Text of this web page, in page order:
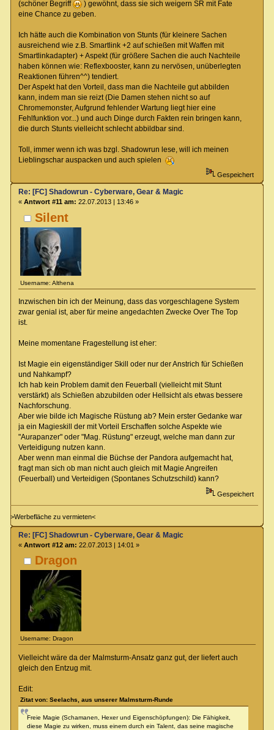
(schöner Begriff
) gewöhnt, dass sie sich weigern SR mit Fate
eine Chance zu geben.
Ich hätte auch die Kombination von Stunts (für kleinere Sachen
ausreichend wie z.B. Smartlink +2 auf schießen mit Waffen mit
Smartlinkadapter) + Aspekt (für größere Sachen die auch Nachteile
haben können wie: Reflexbooster, kann zu nervösen, unüberlegten
Reaktionen führen^^) tendiert.
Der Aspekt hat den Vorteil, dass man die Nachteile gut abbilden
kann, indem man sie reizt (Die Damen stehen nicht so auf
Chromemonster, Aufgrund fehlender Wartung liegt hier eine
Fehlfunktion vor...) und auch Dinge durch Fakten rein bringen kann,
die durch Stunts vielleicht schlecht abbildbar sind.
Toll, immer wenn ich was bzgl. Shadowrun lese, will ich meinen
Lieblingschar auspacken und auch spielen
Gespeichert
Silent
Username: Althena
Re: [FC] Shadowrun - Cyberware, Gear & Magic
« Antwort #11 am: 22.07.2013 | 13:46 »
Inzwischen bin ich der Meinung, dass das vorgeschlagene System
zwar genial ist, aber für meine angedachten Zwecke Over The Top
ist.
Meine momentane Fragestellung ist eher:
Ist Magie ein eigenständiger Skill oder nur der Anstrich für Schießen
und Nahkampf?
Ich hab kein Problem damit den Feuerball (vielleicht mit Stunt
verstärkt) als Schießen abzubilden oder Hellsicht als etwas bessere
Nachforschung.
Aber wie bilde ich Magische Rüstung ab? Mein erster Gedanke war
ja ein Magieskill der mit Vorteil Erschaffen solche Aspekte wie
"Aurapanzer" oder "Mag. Rüstung" erzeugt, welche man dann zur
Verteidigung nutzen kann.
Aber wenn man einmal die Büchse der Pandora aufgemacht hat,
fragt man sich ob man nicht auch gleich mit Magie Angreifen
(Feuerball) und Verteidigen (Spontanes Schutzschild) kann?
Gespeichert
>Werbefläche zu vermieten<
Dragon
Username: Dragon
Re: [FC] Shadowrun - Cyberware, Gear & Magic
« Antwort #12 am: 22.07.2013 | 14:01 »
Vielleicht wäre da der Malmsturm-Ansatz ganz gut, der liefert auch
gleich den Entzug mit.
Edit:
Zitat von: Seelachs, aus unserer Malmsturm-Runde
Freie Magie (Schamanen, Hexer und Eigenschöpfungen): Die Fähigkeit,
diese Magie zu wirken, muss einem durch ein Talent, das seine magische